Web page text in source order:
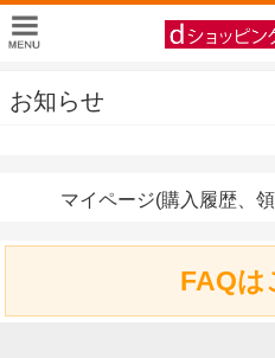
お知らせ
マイページ(購入履歴、
FAQは